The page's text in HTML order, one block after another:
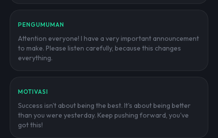
PENGUMUMAN
Attention everyone! I have a very important announcement
to make. Please listen carefully, because this changes
everything.
MOTIVASI
Success isn't about being the best. It's about being better
than you were yesterday. Keep pushing forward, you've
got this!